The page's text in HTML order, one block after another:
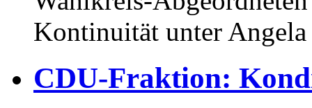
Kontinuität unter
CDU-Fraktion: